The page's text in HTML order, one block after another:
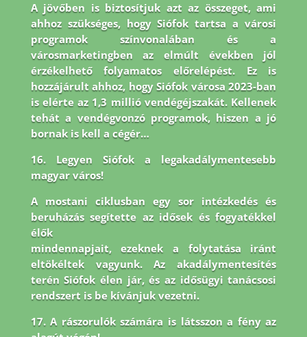
A jövőben is biztosítjuk azt az összeget, ami
ahhoz szükséges, hogy Siófok tartsa a városi
programok színvonalában és a
városmarketingben az elmúlt években jól
érzékelhető folyamatos előrelépést. Ez is
hozzájárult ahhoz, hogy Siófok városa 2023-ban
is elérte az 1,3 millió vendégéjszakát. Kellenek
tehát a vendégvonzó programok, hiszen a jó
bornak is kell a cégér…
16. Legyen Siófok a legakadálymentesebb
magyar város!
A mostani ciklusban egy sor intézkedés és
beruházás segítette az idősek és fogyatékkel
élők
mindennapjait, ezeknek a folytatása iránt
eltökéltek vagyunk. Az akadálymentesítés
terén Siófok élen jár,és az idősügyi tanácsosi
rendszert is be kívánjuk vezetni.
17. A rászorulók számára is látsszon a fény az